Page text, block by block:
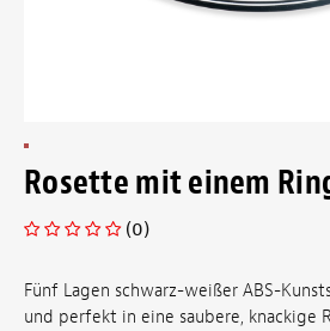
Rosette mit einem
(0)
Fünf Lagen schwarz-weißer ABS-
und perfekt in eine saubere,